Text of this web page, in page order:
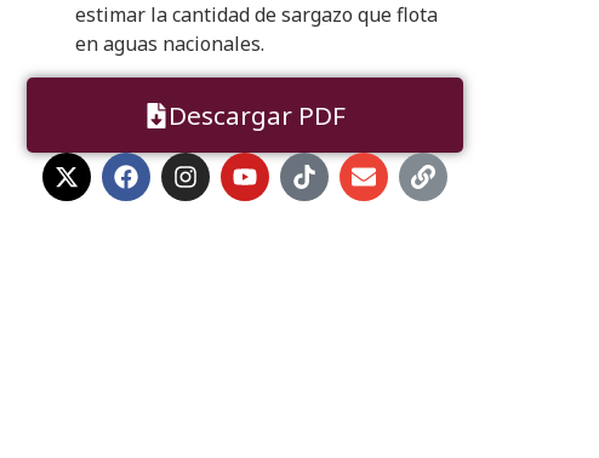
estimar la cantidad de sargazo que flota
en aguas nacionales.
Descargar PDF